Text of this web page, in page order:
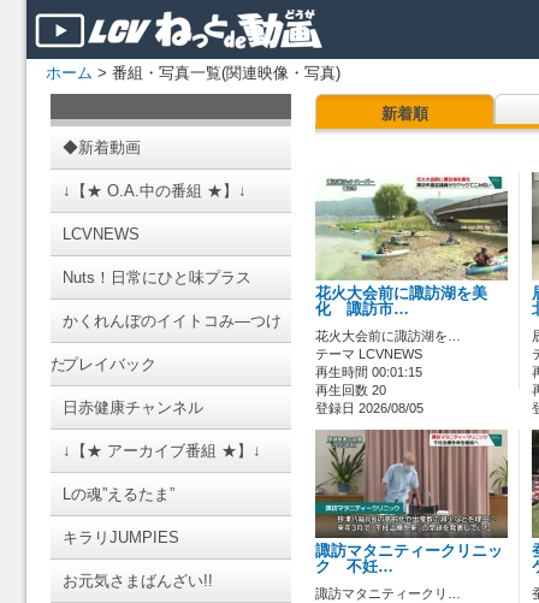
ホーム > 番組・写真一覧(関連映像・写真)
◆新着動画
↓【★ O.A.中の番組 ★】↓
LCVNEWS
Nuts！日常にひと味プラス
かくれんぼのイイトコみ―つけ
たプレイバック
日赤健康チャンネル
↓【★ アーカイブ番組 ★】↓
Lの魂”えるたま”
キラリJUMPIES
お元気さまばんざい!!
新着順
花火大会前に諏訪湖を美
化 諏訪市…
花火大会前に諏訪湖を…
テーマ LCVNEWS
再生時間 00:01:15
再生回数 20
登録日 2026/08/05
諏訪マタニティークリニッ
ク 不妊…
諏訪マタニティークリ…